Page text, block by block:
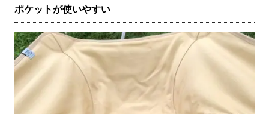
ポケットが使いやすい